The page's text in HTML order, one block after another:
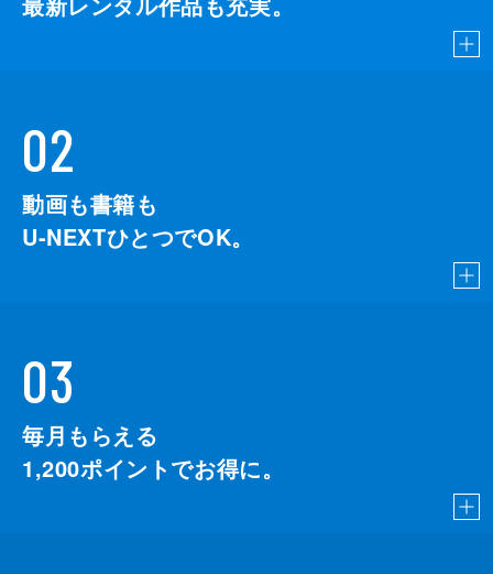
02
動画も書籍も
U-NEXTひとつでOK。
03
毎月もらえる
1,200ポイントでお得に。